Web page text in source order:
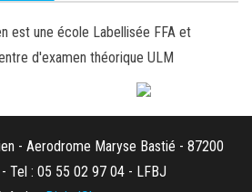
est une école Labellisée FFA et
d'examen théorique ULM
- Aerodrome Maryse Bastié - 87200
Tel : 05 55 02 97 04 - LFBJ